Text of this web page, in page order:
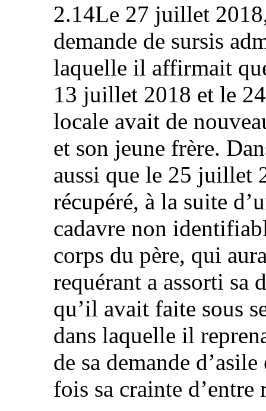
2.14Le 27 juillet
demande de sursis
laquelle il affirmait
13 juillet 2018 et le
locale avait de
et son jeune frère.
aussi que le 25 juillet
récupéré, à la suite
cadavre non
corps du père, qui
requérant a assorti sa
qu’il avait faite sous
dans laquelle il
de sa demande
fois sa crainte d’entre